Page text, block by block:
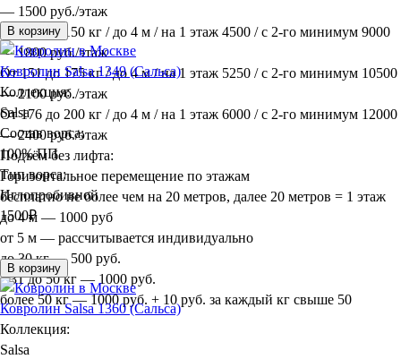
— 1500 руб./этаж
От 126 до 150 кг / до 4 м / на 1 этаж 4500 / с 2-го минимум 9000
— 1800 руб./этаж
От 151 до 175 кг / до 4 м / на 1 этаж 5250 / с 2-го минимум 10500
— 2100 руб./этаж
От 176 до 200 кг / до 4 м / на 1 этаж 6000 / с 2-го минимум 12000
— 2400 руб./этаж
Подъём без лифта:
Горизонтальное перемещение по этажам
бесплатно не более чем на 20 метров, далее 20 метров = 1 этаж
до 4 м — 1000 руб
от 5 м — рассчитывается индивидуально
до 30 кг — 500 руб.
с 31 до 50 кг — 1000 руб.
более 50 кг — 1000 руб. + 10 руб. за каждый кг свыше 50
В корзину
Ковролин Salsa 1349 (Сальса)
Коллекция:
Salsa
Состав ворса:
100% ПП
Тип ворса:
Иглопробивной
1500₽
В корзину
Ковролин Salsa 1360 (Сальса)
Коллекция:
Salsa